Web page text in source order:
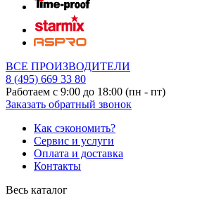
ВСЕ ПРОИЗВОДИТЕЛИ
8 (495) 669 33 80
Работаем с 9:00 до 18:00 (пн - пт)
Заказать обратный звонок
Как сэкономить?
Сервис и услуги
Оплата и доставка
Контакты
Весь каталог